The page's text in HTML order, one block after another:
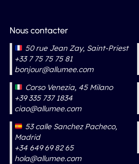
Nous contacter
50 rue Jean Zay, Saint-Priest
+33 7 75 75 75 81
bonjour@allumee.com
Corso Venezia, 45 Milano
+39 335 737 1834
ciao@allumee.com
53 calle Sanchez Pacheco,
Madrid
+34 649 69 82 65
hola@allumee.com